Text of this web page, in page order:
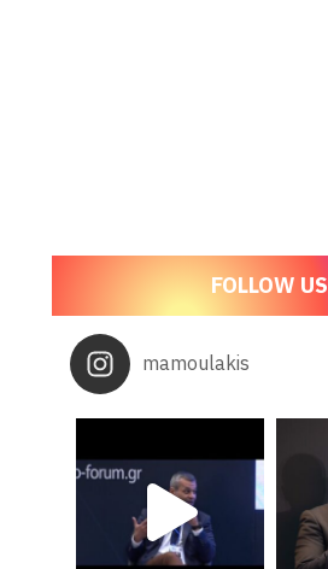
mamoulakis
FOLLOW US